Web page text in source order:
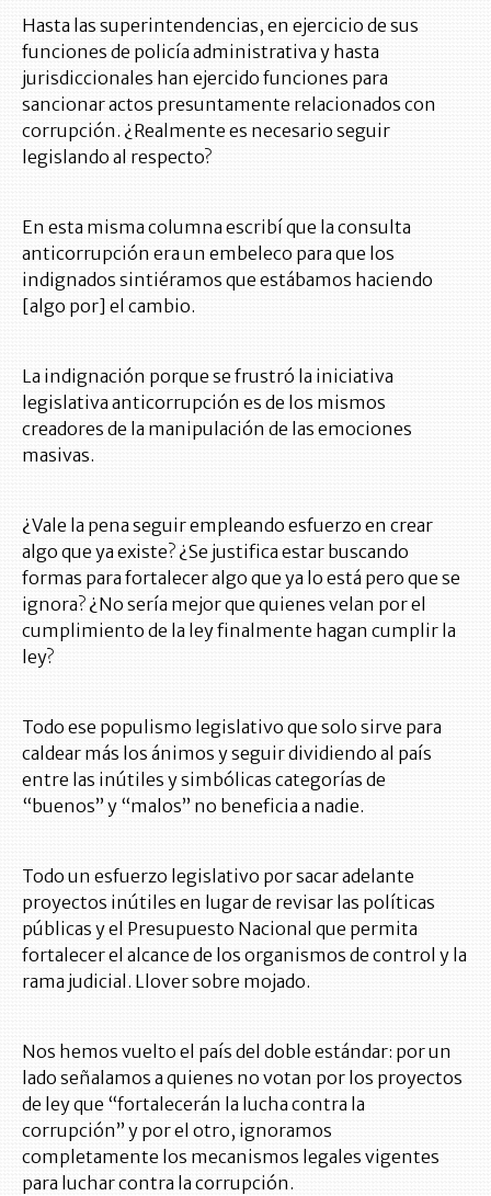
Hasta las superintendencias, en ejercicio de sus
funciones de policía administrativa y hasta
jurisdiccionales han ejercido funciones para
sancionar actos presuntamente relacionados con
corrupción. ¿Realmente es necesario seguir
legislando al respecto?
En esta misma columna escribí que la consulta
anticorrupción era un embeleco para que los
indignados sintiéramos que estábamos haciendo
[algo por] el cambio.
La indignación porque se frustró la iniciativa
legislativa anticorrupción es de los mismos
creadores de la manipulación de las emociones
masivas.
¿Vale la pena seguir empleando esfuerzo en crear
algo que ya existe? ¿Se justifica estar buscando
formas para fortalecer algo que ya lo está pero que se
ignora? ¿No sería mejor que quienes velan por el
cumplimiento de la ley finalmente hagan cumplir la
ley?
Todo ese populismo legislativo que solo sirve para
caldear más los ánimos y seguir dividiendo al país
entre las inútiles y simbólicas categorías de
“buenos” y “malos” no beneficia a nadie.
Todo un esfuerzo legislativo por sacar adelante
proyectos inútiles en lugar de revisar las políticas
públicas y el Presupuesto Nacional que permita
fortalecer el alcance de los organismos de control y la
rama judicial. Llover sobre mojado.
Nos hemos vuelto el país del doble estándar: por un
lado señalamos a quienes no votan por los proyectos
de ley que “fortalecerán la lucha contra la
corrupción” y por el otro, ignoramos
completamente los mecanismos legales vigentes
para luchar contra la corrupción.